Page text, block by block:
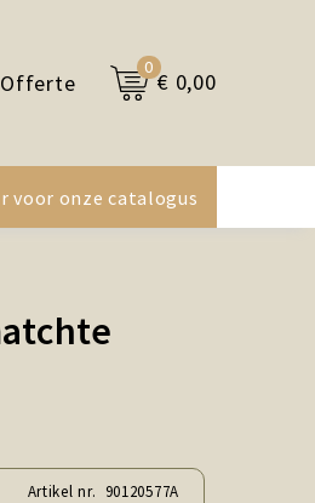
Offerte
0
€ 0,00
voor onze catalogus
Artikel nr. 90120577A